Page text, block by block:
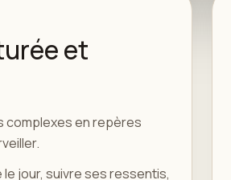
et
complexes en repères
jour, suivre ses ressentis,